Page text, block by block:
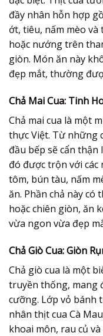
đầy nhân hỗn hợp
ớt, tiêu, nấm mèo và
hoặc nướng trên
giòn. Món ăn này
đẹp mắt, thường
Chả Mai Cua: Tinh
Chả mai cua là một
thực Việt. Từ những
đầu bếp sẽ cẩn thận
đó được trộn với
tôm, bún tàu, nấm
ăn. Phần chả này có
hoặc chiên giòn, ăn
vừa ngon vừa đẹp
Chả Giò Cua: Giòn
Chả giò cua là một
truyền thống, mang
cưỡng. Lớp vỏ bánh
nhân thịt cua Cà
khoai môn, rau củ